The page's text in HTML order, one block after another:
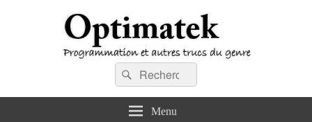
Programmation et autres trucs du genre
Recherche :
Rechercher
Menu